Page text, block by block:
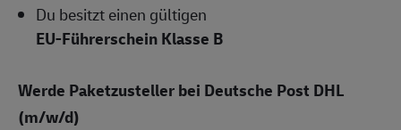
Du besitzt einen gültigen
EU-Führerschein Klasse B
Werde Paketzusteller bei Deutsche Post DHL
(m/w/d)